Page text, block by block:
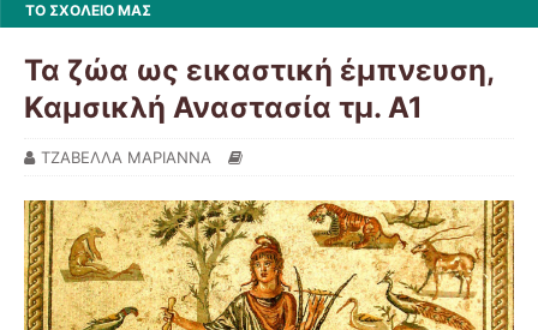
ΤΟ ΣΧΟΛΕΙΟ ΜΑΣ
Τα ζώα ως εικαστική έμπνευση,
Καμσικλή Αναστασία τμ. Α1
ΤΖΑΒΕΛΛΑ ΜΑΡΙΑΝΝΑ